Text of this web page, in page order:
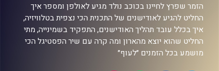
הזמר שפרץ לחיינו בכוכב נולד מגיע לאולפן ומספר איך
החליט להגיע לאודישנים של התכנית הכי נצפית בטלוויזיה,
איך בכלל עובד תהליך האודישנים, התפקיד בשמינייה, מתי
החליט שהוא יוצא מהארון ומה קרה עם שיר הפסטיגל הכי
מושמע בכל הזמנים ״לעוף״